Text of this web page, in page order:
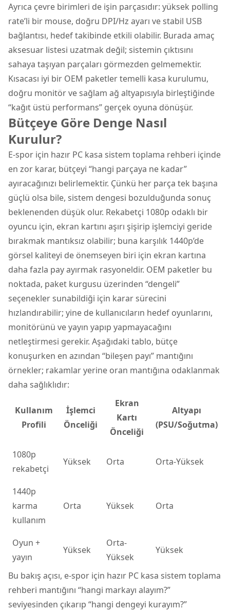
Ayrıca çevre birimleri de işin parçasıdır: yüksek polling
rate’li bir mouse, doğru DPI/Hz ayarı ve stabil USB
bağlantısı, hedef takibinde etkili olabilir. Burada amaç
aksesuar listesi uzatmak değil; sistemin çıktısını
sahaya taşıyan parçaları görmezden gelmemektir.
Kısacası iyi bir OEM paketler temelli kasa kurulumu,
doğru monitör ve sağlam ağ altyapısıyla birleştiğinde
“kağıt üstü performans” gerçek oyuna dönüşür.
Bütçeye Göre Denge Nasıl
Kurulur?
E-spor için hazır PC kasa sistem toplama rehberi içinde
en zor karar, bütçeyi “hangi parçaya ne kadar”
ayıracağınızı belirlemektir. Çünkü her parça tek başına
güçlü olsa bile, sistem dengesi bozulduğunda sonuç
beklenenden düşük olur. Rekabetçi 1080p odaklı bir
oyuncu için, ekran kartını aşırı şişirip işlemciyi geride
bırakmak mantıksız olabilir; buna karşılık 1440p’de
görsel kaliteyi de önemseyen biri için ekran kartına
daha fazla pay ayırmak rasyoneldir. OEM paketler bu
noktada, paket kurgusu üzerinden “dengeli”
seçenekler sunabildiği için karar sürecini
hızlandırabilir; yine de kullanıcıların hedef oyunlarını,
monitörünü ve yayın yapıp yapmayacağını
netleştirmesi gerekir. Aşağıdaki tablo, bütçe
konuşurken en azından “bileşen payı” mantığını
örnekler; rakamlar yerine oran mantığına odaklanmak
daha sağlıklıdır:
Kullanım
Profili
İşlemci
Önceliği
Ekran
Kartı
Önceliği
Altyapı
(PSU/Soğutma)
1080p
rekabetçi
Yüksek Orta Orta-Yüksek
1440p
karma
kullanım
Orta Yüksek Orta
Oyun +
yayın
Yüksek
Orta-
Yüksek
Yüksek
Bu bakış açısı, e-spor için hazır PC kasa sistem toplama
rehberi mantığını “hangi markayı alayım?”
seviyesinden çıkarıp “hangi dengeyi kurayım?”